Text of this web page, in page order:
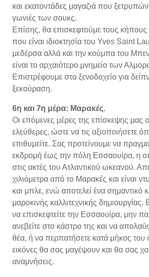
και εκατοντάδες μαγαζιά που
γωνιές των σουκς.
Επίσης, θα επισκεφτούμε τους
που είναι ιδιοκτησία του Yves Saint
μεδέρσα αλλά και την κούμπα του
είναι το αρχαιότερο μνημείο των
Επιστρέφουμε στο ξενοδοχείο για
ξεκούραση.
6η και 7η μέρα: Μαρακές.
Οι επόμενες μέρες της επίσκεψης μας
ελεύθερες, ώστε να τις αξιοποιήσετε
επιθυμείτε. Σας προτείνουμε να
εκδρομή έως την πόλη Εσσαουίρα, η
στις ακτές του Ατλαντικού ωκεανού.
χιλιόμετρα από το Μαρακές και είναι
και μπλε, ενώ αποτελεί ένα σημαντικό
μαροκινής καλλιτεχνικής
να επισκεφτείτε την Εσσαουίρα, μην
ανεβείτε στο κάστρο της και να
θέα, ή να περπατήσετε κατά μήκος του
εικόνες θα σας μαγέψουν και θα σας
αναμνήσεις.